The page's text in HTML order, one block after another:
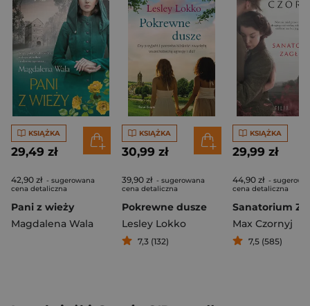
KSIĄŻKA
29,49 zł
42,90 zł - sugerowana
cena detaliczna
Pani z wieży
Magdalena Wala
KSIĄŻKA
30,99 zł
39,90 zł - sugerowana
cena detaliczna
Pokrewne dusze
Lesley Lokko
7,3 (132)
KSIĄŻKA
29,99 zł
44,90 zł -
cena detaliczna
Max Czornyj
7,5 (585)